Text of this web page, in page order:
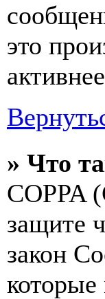
это
» Что
COPPA
защите
закон